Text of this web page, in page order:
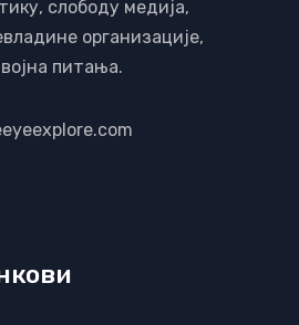
слободу медија,
организације,
питања.